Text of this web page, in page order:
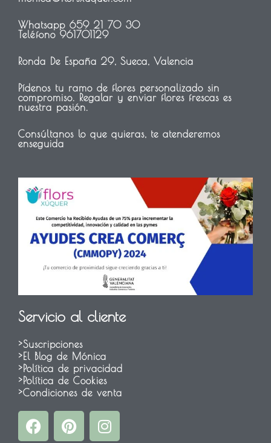
Whatsapp 659 21 70 30
Teléfono 961701129
Ronda De España 29, Sueca, Valencia
Pídenos tu ramo de flores personalizado sin
compromiso. Regalar y enviar flores frescas es
nuestra pasión.
Consúltanos lo que quieras, te atenderemos
enseguida
Servicio al cliente
>Suscripciones
>El Blog de Mónica
>Política de privacidad
>Política de Cookies
>Condiciones de venta
F
a
P
i
I
n